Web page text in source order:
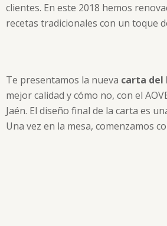
clientes. En este 2018 hemos
recetas tradicionales con un toque
Te presentamos la nueva carta del
mejor calidad y cómo no, con el
Jaén. El diseño final de la carta es
Una vez en la mesa, comenzamos